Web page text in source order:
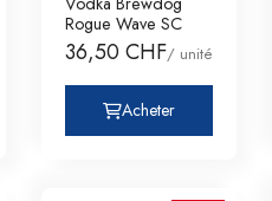
Rogue Wave SC
36,50 CHF/ unité
Acheter